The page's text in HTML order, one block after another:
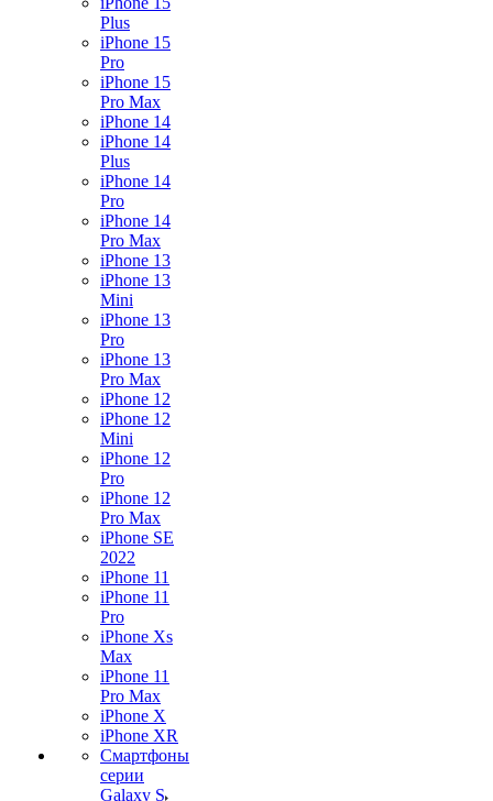
Plus
iPhone 15
Pro
iPhone 15
Pro Max
iPhone 14
iPhone 14
Plus
iPhone 14
Pro
iPhone 14
Pro Max
iPhone 13
iPhone 13
Mini
iPhone 13
Pro
iPhone 13
Pro Max
iPhone 12
iPhone 12
Mini
iPhone 12
Pro
iPhone 12
Pro Max
iPhone SE
2022
iPhone 11
iPhone 11
Pro
iPhone Xs
Max
iPhone 11
Pro Max
iPhone X
iPhone XR
Смартфоны
серии
Galaxy S